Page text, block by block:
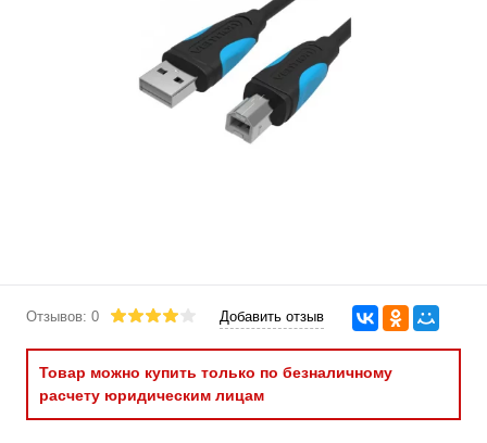
Отзывов: 0 Добавить отзыв
Товар можно купить только по безналичному
расчету юридическим лицам